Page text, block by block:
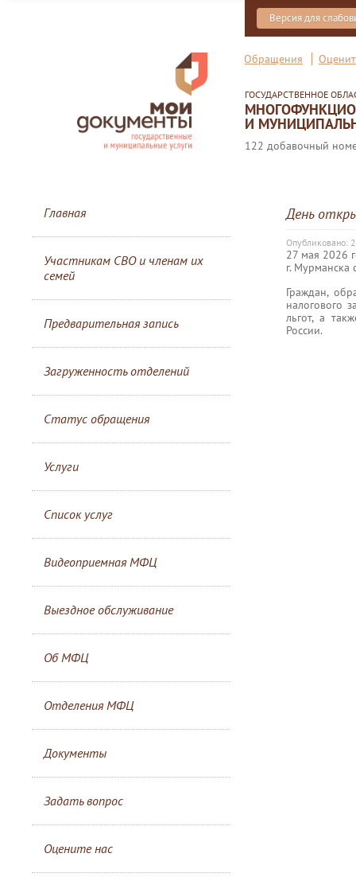
Версия для
Обращения
ГОСУДАРСТВЕННОЕ
И
122 добавочный
Главная
Участникам СВО и членам их
семей
Предварительная запись
Загруженность отделений
Статус обращения
Услуги
Список услуг
Видеоприемная МФЦ
Выездное обслуживание
Об МФЦ
Отделения МФЦ
Документы
Задать вопрос
Оцените нас
День
Опубликовано:
27 мая 2026
г. Мурманска
Граждан,
налогового
льгот, а
России.